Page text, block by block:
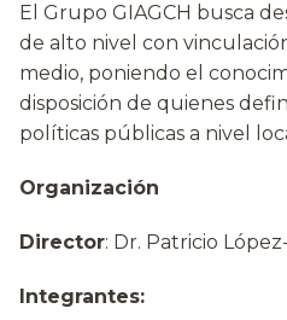
El Grupo GIAGCH busca
de alto nivel con
medio, poniendo el
disposición de quienes
políticas públicas a nivel
Organización
Director: Dr. Patricio
Integrantes: